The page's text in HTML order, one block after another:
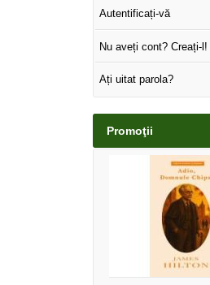
Autentificați-vă
Nu aveți cont? Creați-l!
Ați uitat parola?
Promoţii